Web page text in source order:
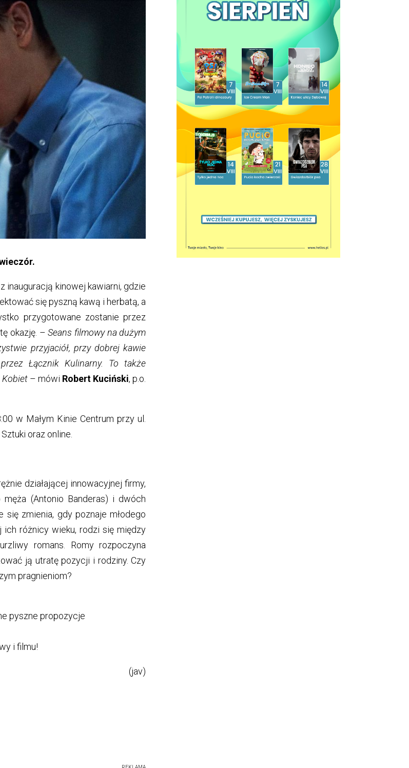
inauguracją kinowej kawiarni, gdzie
się pyszną kawą i herbatą, a
przygotowane zostanie przez
okazję. –Seans filmowy na dużym
przyjaciół, przy dobrej kawie
Łącznik Kulinarny. To także
Kobiet – mówi Robert Kuciński, p.o.
w Małym Kinie Centrum przy ul.
oraz online.
działającej innowacyjnej firmy,
(Antonio Banderas) i dwóch
się zmienia, gdy poznaje młodego
różnicy wieku, rodzi się między
romans. Romy rozpoczyna
ją utratę pozycji i rodziny. Czy
pragnieniom?
pyszne propozycje
i filmu!
(jav)